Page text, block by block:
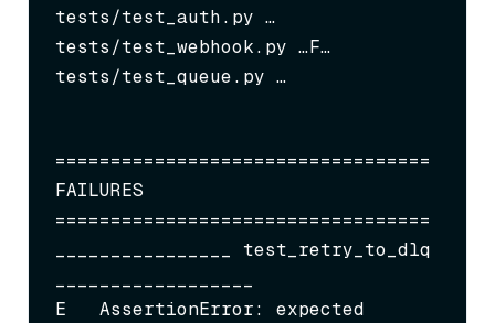
tests/test_auth.py …
tests/test_webhook.py …F…
tests/test_queue.py …
==================================
FAILURES
==================================
________________ test_retry_to_dlq
__________________
E   AssertionError: expected